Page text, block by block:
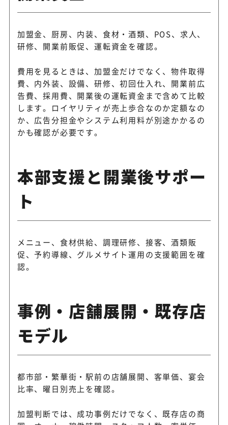
加盟金、厨房、内装、食材・酒類、POS、求人、
研修、開業前販促、運転資金を確認。
費用を見るときは、加盟金だけでなく、物件取得
費、内外装、設備、研修、初回仕入れ、開業前広
告費、採用費、開業後の運転資金まで含めて比較
します。ロイヤリティが売上歩合なのか定額なの
か、広告分担金やシステム利用料が別途かかるの
かも確認が必要です。
本部支援と開業後サポー
ト
メニュー、食材供給、調理研修、接客、酒類販
促、予約導線、グルメサイト運用の支援範囲を確
認。
事例・店舗展開・既存店
モデル
都市部・繁華街・駅前の店舗展開、客単価、宴会
比率、曜日別売上を確認。
加盟判断では、成功事例だけでなく、既存店の商